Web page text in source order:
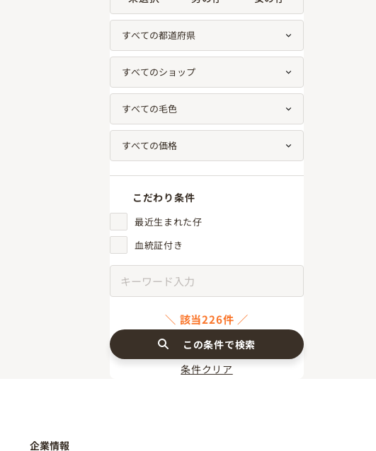
こだわり条件
最近生まれた仔
血統証付き
該当226件
この条件で検索
条件クリア
企業情報